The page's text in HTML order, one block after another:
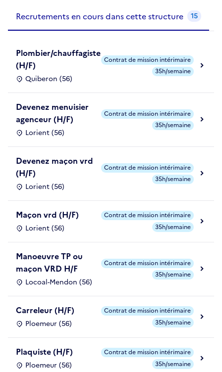
Recrutements en cours dans cette structure 15
Plombier/chauffagiste
(H/F)
Quiberon (56)
Contrat de mission intérimaire
35h/semaine
Devenez menuisier
agenceur (H/F)
Lorient (56)
Contrat de mission intérimaire
35h/semaine
Devenez maçon vrd
(H/F)
Lorient (56)
Contrat de mission intérimaire
35h/semaine
Maçon vrd (H/F)
Lorient (56)
Contrat de mission intérimaire
35h/semaine
Manoeuvre TP ou
maçon VRD H/F
Locoal-Mendon (56)
Contrat de mission intérimaire
35h/semaine
Carreleur (H/F)
Ploemeur (56)
Contrat de mission intérimaire
35h/semaine
Plaquiste (H/F)
Ploemeur (56)
Contrat de mission intérimaire
35h/semaine